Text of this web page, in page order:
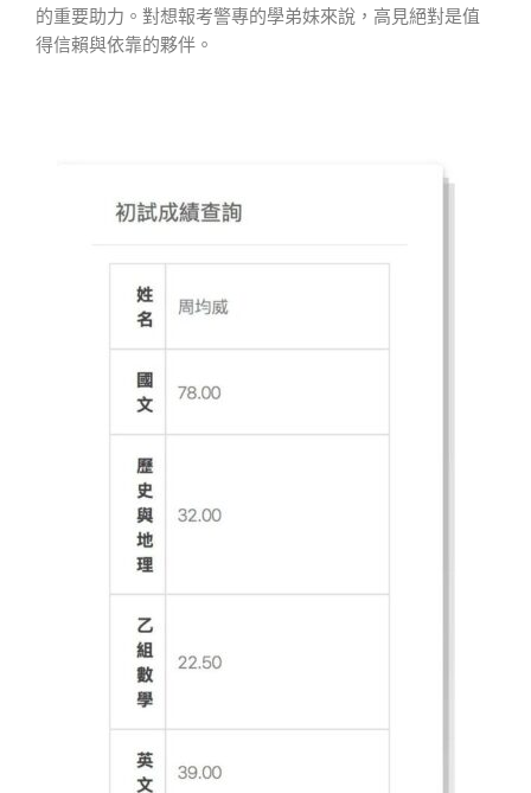
的重要助力。對想報考警專的學弟妹來說，高見絕對是值
得信賴與依靠的夥伴。